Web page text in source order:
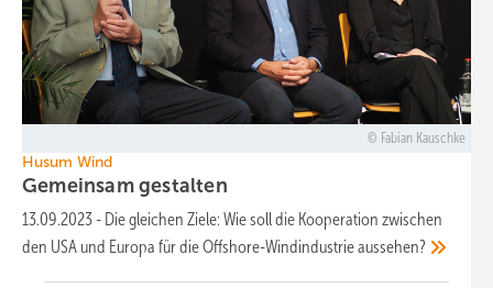
Fabian Kauschke
Husum Wind
Gemeinsam gestalten
13.09.2023 - Die gleichen Ziele: Wie soll die Kooperation zwischen
den USA und Europa für die Offshore-Windindustrieaussehen?